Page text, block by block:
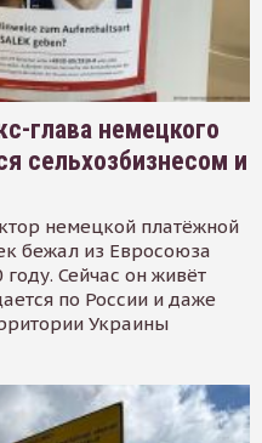
глава немецкого
сельхозбизнесом и
немецкой платёжной
бежал из Евросоюза
Сейчас он живёт
по России и даже
Украины